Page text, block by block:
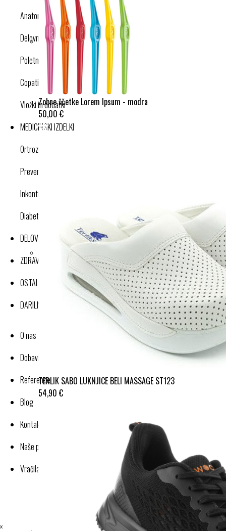
Zobne ščetke Lorem Ipsum - modra
50,00 €
TERLIK SABO LUKNJICE BELI MASSAGE ST123
54,90 €
Anatomska obutev
Delovna obutev s certifikatom
Poletna obutev
Copati
Vložki in dodatki
MEDICINSKI IZDELKI
Ortroze in opornice
Preventivne kompresijske nogavice
Inkontinenca
Diabetes
DELOVNA OBLAČILA
ZDRAVJE IN DOBRO POČUTJE
OSTALI IZDELKI
DARILNI BONI
O nas
Dobavitelji-proizvajalci
Reference
Blog
Kontakt
Naše poslovanje
Vračila in reklamacije
ˣ